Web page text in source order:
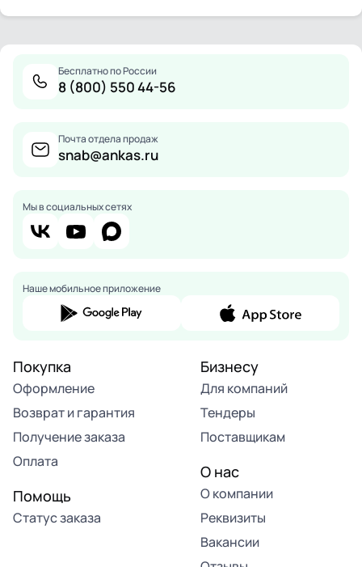
Бесплатно по России
8 (800) 550 44-56
Почта отдела продаж
snab@ankas.ru
Мы в социальных сетях
Наше мобильное приложение
Покупка
Оформление
Возврат и гарантия
Получение заказа
Оплата
Помощь
Статус заказа
Бизнесу
Для компаний
Тендеры
Поставщикам
О нас
О компании
Реквизиты
Вакансии